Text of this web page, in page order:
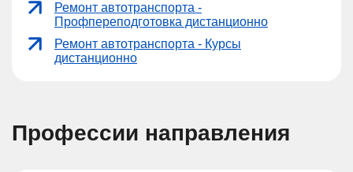
Ремонт автотранспорта -
Профпереподготовка дистанционно
Ремонт автотранспорта - Курсы
дистанционно
Профессии направления